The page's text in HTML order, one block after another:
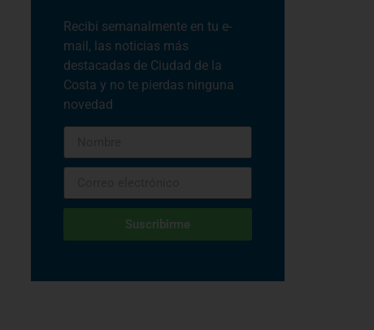
Recibí semanalmente en tu e-
mail, las noticias más
destacadas de Ciudad de la
Costa y no te pierdas ninguna
novedad
Suscribirme